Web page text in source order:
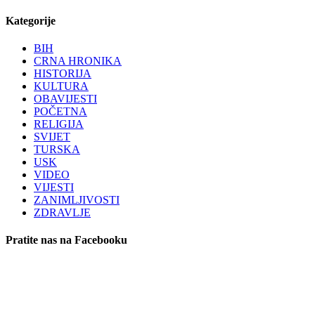
Kategorije
BIH
CRNA HRONIKA
HISTORIJA
KULTURA
OBAVIJESTI
POČETNA
RELIGIJA
SVIJET
TURSKA
USK
VIDEO
VIJESTI
ZANIMLJIVOSTI
ZDRAVLJE
Pratite nas na Facebooku